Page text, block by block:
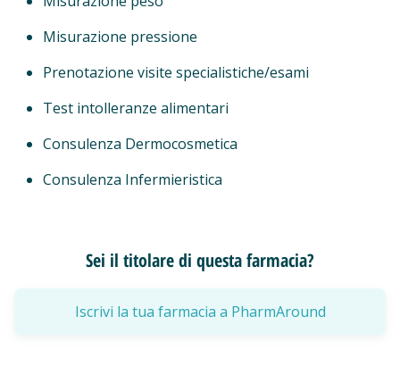
Misurazione pressione
Prenotazione visite specialistiche/esami
Test intolleranze alimentari
Consulenza Dermocosmetica
Consulenza Infermieristica
Sei il titolare di questa farmacia?
Iscrivi la tua farmacia a PharmAround